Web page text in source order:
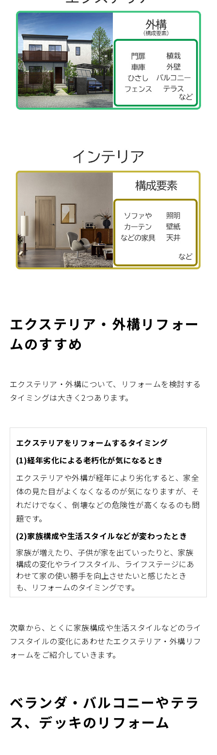
エクステリア・外構リフォー
ムのすすめ
エクステリア・外構について、リフォームを検討する
タイミングは大きく2つあります。
エクステリアをリフォームするタイミング
(1)経年劣化による老朽化が気になるとき
エクステリアや外構が経年により劣化すると、家全
体の見た目がよくなくなるのが気になりますが、そ
れだけでなく、倒壊などの危険性が高くなるのも問
題です。
(2)家族構成や生活スタイルなどが変わったとき
家族が増えたり、子供が家を出ていったりと、家族
構成の変化やライフスタイル、ライフステージにあ
わせて家の使い勝手を向上させたいと感じたとき
も、リフォームのタイミングです。
次章から、とくに家族構成や生活スタイルなどのライ
フスタイルの変化にあわせたエクステリア・外構リフ
ォームをご紹介していきます。
ベランダ・バルコニーやテラ
ス、デッキのリフォーム